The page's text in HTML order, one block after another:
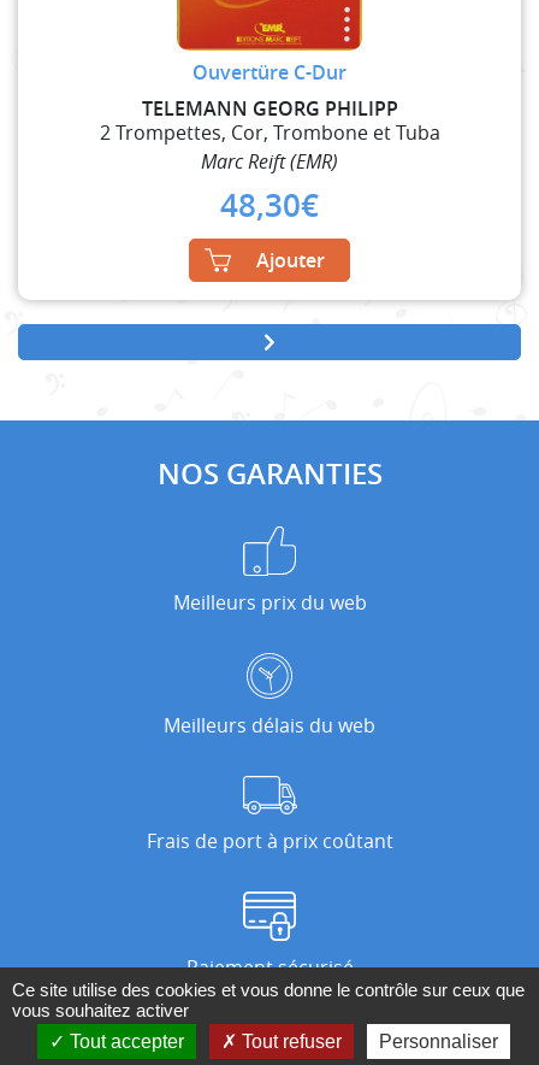
Ouvertüre C-Dur
TELEMANN GEORG PHILIPP
2 Trompettes, Cor, Trombone et Tuba
Marc Reift (EMR)
48,30€
Ajouter
NOS GARANTIES
Meilleurs prix du web
Meilleurs délais du web
Frais de port à prix coûtant
Paiement sécurisé
Ce site utilise des cookies et vous donne le contrôle sur ceux que
vous souhaitez activer
Tout accepter
Tout refuser Personnaliser